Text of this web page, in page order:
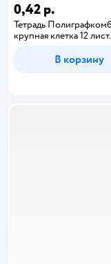
0,42 р.
Тетрадь
крупная клетка 12 лист.
В корзину